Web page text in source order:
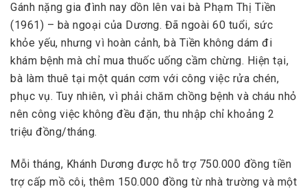
Gánh nặng gia đình nay dồn lên vai bà Phạm Thị Tiền
(1961) – bà ngoại của Dương. Đã ngoài 60 tuổi, sức
khỏe yếu, nhưng vì hoàn cảnh, bà Tiền không dám đi
khám bệnh mà chỉ mua thuốc uống cầm chừng. Hiện tại,
bà làm thuê tại một quán cơm với công việc rửa chén,
phục vụ. Tuy nhiên, vì phải chăm chồng bệnh và cháu nhỏ
nên công việc không đều đặn, thu nhập chỉ khoảng 2
triệu đồng/tháng.
Mỗi tháng, Khánh Dương được hỗ trợ 750.000 đồng tiền
trợ cấp mồ côi, thêm 150.000 đồng từ nhà trường và một